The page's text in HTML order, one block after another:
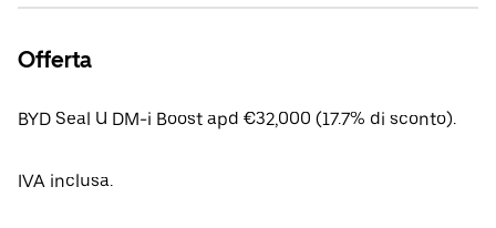
Offerta
BYD Seal U DM-i Boost apd €32,000 (17.7% di sconto).
IVA inclusa.